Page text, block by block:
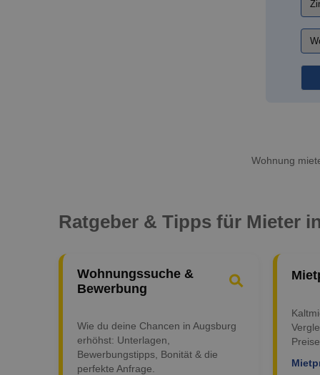
Wohnung
Ratgeber & Tipps für Mieter
Wohnungssuche &
Bewerbung
Wie du deine Chancen in Augsburg
erhöhst: Unterlagen,
Bewerbungstipps, Bonität & die
perfekte Anfrage.